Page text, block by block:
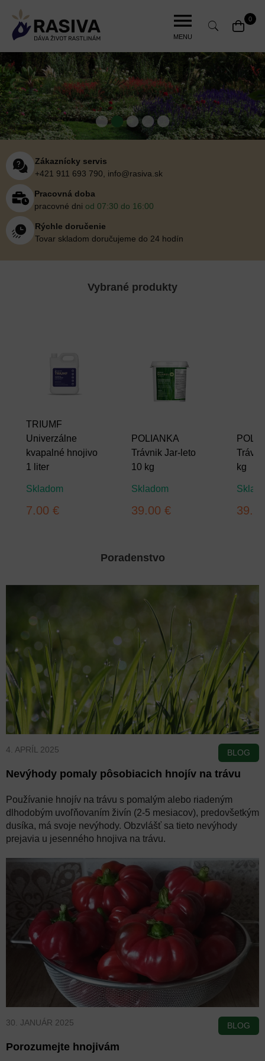
navigation
0
MENU
to
top
•••••
Zákaznícky servis
+421 911 693 790, info@rasiva.sk
Pracovná doba
pracovné dni od 07:30 do 16:00
Rýchle doručenie
Tovar skladom doručujeme do 24 hodín
Vybrané produkty
TRIUMF
Univerzálne
kvapalné hnojivo
1 liter
Skladom
7.00 €
POLIANKA
Trávnik Jar-leto
10 kg
Skladom
39.00 €
kg
Poradenstvo
4. APRÍL 2025
Nevýhody pomaly pôsobiacich hnojív na trávu
Používanie hnojív na trávu s pomalým alebo riadeným
dlhodobým uvoľňovaním živín (2-5 mesiacov), predovšetkým
dusíka, má svoje nevýhody. Obzvlášť sa tieto nevýhody
prejavia u jesenného hnojiva na trávu.
30. JANUÁR 2025
Porozumejte hnojivám